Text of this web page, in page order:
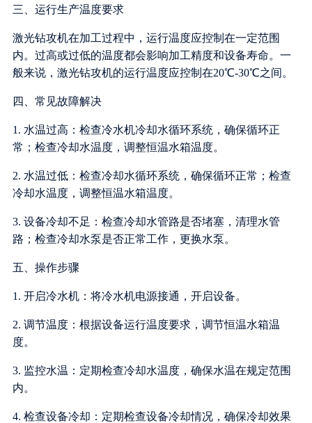
三、运行生产温度要求
激光钻攻机在加工过程中，运行温度应控制在一定范围
内。过高或过低的温度都会影响加工精度和设备寿命。一
般来说，激光钻攻机的运行温度应控制在20℃-30℃之间。
四、常见故障解决
1. 水温过高：检查冷水机冷却水循环系统，确保循环正
常；检查冷却水温度，调整恒温水箱温度。
2. 水温过低：检查冷却水循环系统，确保循环正常；检查
冷却水温度，调整恒温水箱温度。
3. 设备冷却不足：检查冷却水管路是否堵塞，清理水管
路；检查冷却水泵是否正常工作，更换水泵。
五、操作步骤
1. 开启冷水机：将冷水机电源接通，开启设备。
2. 调节温度：根据设备运行温度要求，调节恒温水箱温
度。
3. 监控水温：定期检查冷却水温度，确保水温在规定范围
内。
4. 检查设备冷却：定期检查设备冷却情况，确保冷却效果